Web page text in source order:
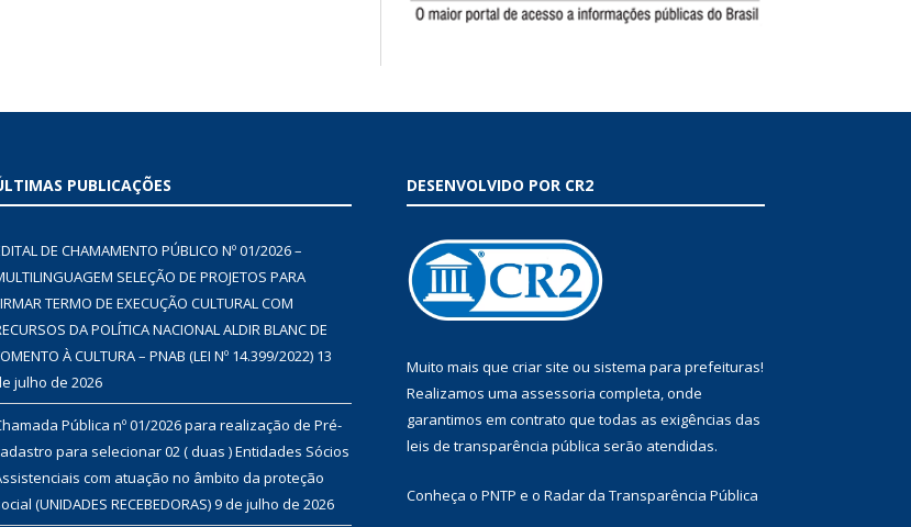
PUBLICAÇÕES
DE CHAMAMENTO PÚBLICO Nº 01/2026 –
SELEÇÃO DE PROJETOS PARA
TERMO DE EXECUÇÃO CULTURAL COM
DA POLÍTICA NACIONAL ALDIR BLANC DE
À CULTURA – PNAB (LEI Nº 14.399/2022) 13
julho de 2026
Pública nº 01/2026 para realização de Pré-
para selecionar 02 ( duas ) Entidades Sócios
com atuação no âmbito da proteção
(UNIDADES RECEBEDORAS)9 de julho de 2026
DESENVOLVIDO POR CR2
Muito mais que criar site ou sistema para prefeituras!
Realizamos uma assessoria completa, onde
garantimos em contrato que todas as exigências das
leis de transparência pública serão atendidas.
Conheça o PNTP e o Radar da Transparência Pública